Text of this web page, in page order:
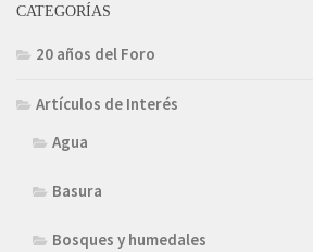
CATEGORÍAS
20 años del Foro
Artículos de Interés
Agua
Basura
Bosques y humedales